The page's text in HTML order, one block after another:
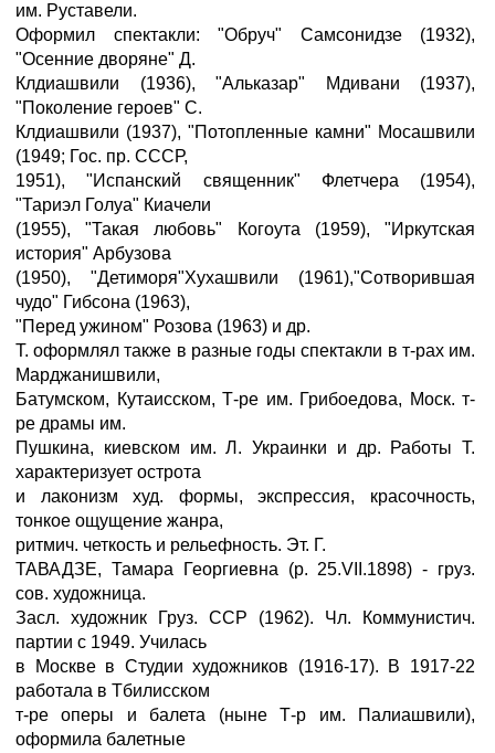
им. Руставели.
Оформил спектакли: "Обруч" Самсонидзе (1932),
"Осенние дворяне" Д.
Клдиашвили (1936), "Альказар" Мдивани (1937),
"Поколение героев" С.
Клдиашвили (1937), "Потопленные камни" Мосашвили
(1949; Гос. пр. СССР,
1951), "Испанский священник" Флетчера (1954),
"Тариэл Голуа" Киачели
(1955), "Такая любовь" Когоута (1959), "Иркутская
история" Арбузова
(1950), "Детиморя"Хухашвили (1961),"Сотворившая
чудо" Гибсона (1963),
"Перед ужином" Розова (1963) и др.
Т. оформлял также в разные годы спектакли в т-рах им.
Марджанишвили,
Батумском, Кутаисском, Т-ре им. Грибоедова, Моск. т-
ре драмы им.
Пушкина, киевском им. Л. Украинки и др. Работы Т.
характеризует острота
и лаконизм худ. формы, экспрессия, красочность,
тонкое ощущение жанра,
ритмич. четкость и рельефность. Эт. Г.
ТАВАДЗЕ, Тамара Георгиевна (р. 25.VII.1898) - груз.
сов. художница.
Засл. художник Груз. ССР (1962). Чл. Коммунистич.
партии с 1949. Училась
в Москве в Студии художников (1916-17). В 1917-22
работала в Тбилисском
т-ре оперы и балета (ныне Т-р им. Палиашвили),
оформила балетные